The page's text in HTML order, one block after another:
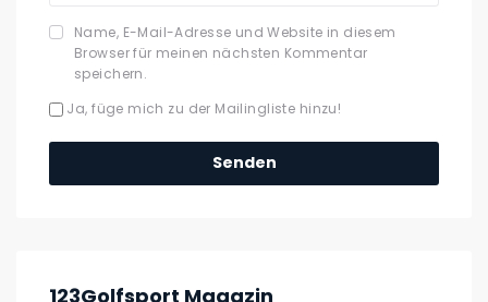
Name, E-Mail-Adresse und Website in diesem
Browser für meinen nächsten Kommentar
speichern.
Ja, füge mich zu der Mailingliste hinzu!
123Golfsport Magazin